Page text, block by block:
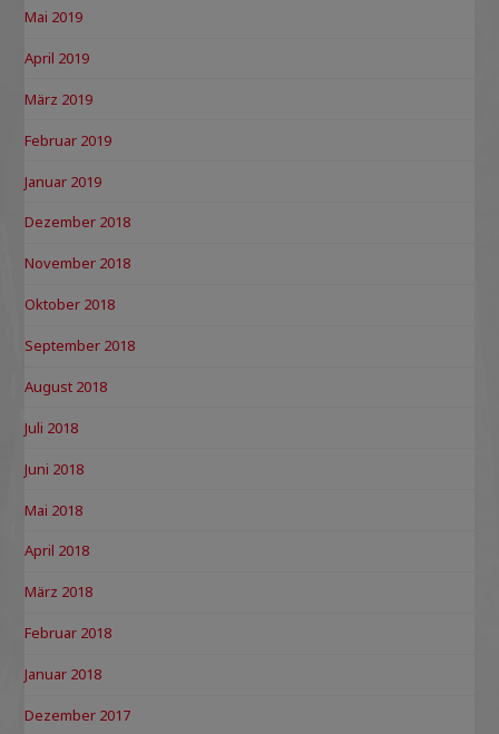
Mai 2019
April 2019
März 2019
Februar 2019
Januar 2019
Dezember 2018
November 2018
Oktober 2018
September 2018
August 2018
Juli 2018
Juni 2018
Mai 2018
April 2018
März 2018
Februar 2018
Januar 2018
Dezember 2017